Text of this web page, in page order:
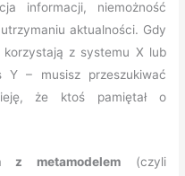
informacji, niemożność
aktualności. Gdy
z systemu X lub
Y – musisz przeszukiwać
że ktoś pamiętał o
z metamodelem(czyli